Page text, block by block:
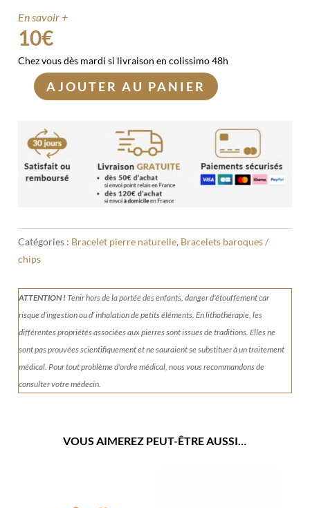
En savoir +
10€
Chez vous dès mardi si livraison en colissimo 48h
quantité
Bracelet
Agate
Arbre
baroque
AJOUTER AU PANIER
Catégories : Bracelet pierre naturelle, Bracelets baroques /
chips
ATTENTION !Tenirhors de la portée des enfants, danger d'étouffement car
risque d’ingestion ou d’ inhalation de petits éléments.En lithothérapie, les
différentes propriétés associées aux pierres sont issues de traditions. Elles ne
sont pas prouvées scientifiquement et ne sauraient se substituer à un traitement
médical. Pour tout problème d'ordre médical, nous vous recommandons de
consulter votre médecin.
VOUS AIMEREZ PEUT-ÊTRE AUSSI…